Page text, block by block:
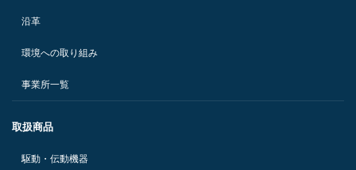
沿革
環境への取り組み
事業所一覧
取扱商品
駆動・伝動機器